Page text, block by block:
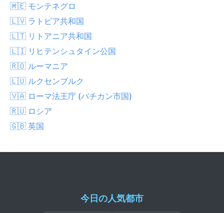
🇲🇪 モンテネグロ
🇱🇻 ラトビア共和国
🇱🇹 リトアニア共和国
🇱🇮 リヒテンシュタイン公国
🇷🇴 ルーマニア
🇱🇺 ルクセンブルク
🇻🇦 ローマ法王庁 (バチカン市国)
🇷🇺 ロシア
🇬🇧 英国
今日の人気都市